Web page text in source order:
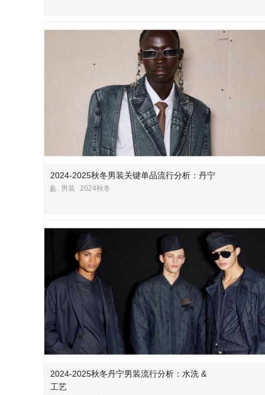
2024-2025秋冬男装关键单品流行分析：丹宁
男装 2024秋冬
2024-2025秋冬丹宁男装流行分析：水洗 &
工艺